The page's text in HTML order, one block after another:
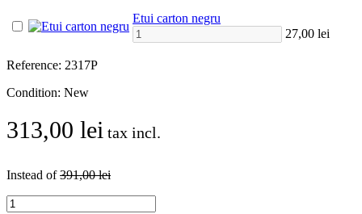
Etui carton negru
27,00 lei
Reference: 2317P
Condition: New
313,00 lei tax incl.
Instead of391,00 lei